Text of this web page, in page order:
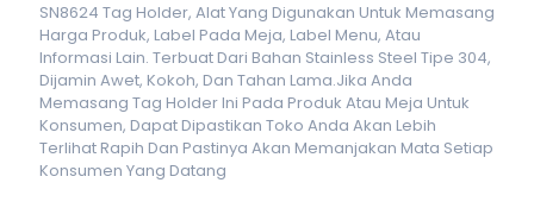
SN8624 Tag Holder, Alat Yang Digunakan Untuk Memasang
Harga Produk, Label Pada Meja, Label Menu, Atau
Informasi Lain. Terbuat Dari Bahan Stainless Steel Tipe 304,
Dijamin Awet, Kokoh, Dan Tahan Lama.Jika Anda
Memasang Tag Holder Ini Pada Produk Atau Meja Untuk
Konsumen, Dapat Dipastikan Toko Anda Akan Lebih
Terlihat Rapih Dan Pastinya Akan Memanjakan Mata Setiap
Konsumen Yang Datang